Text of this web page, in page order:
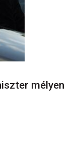
mélyen